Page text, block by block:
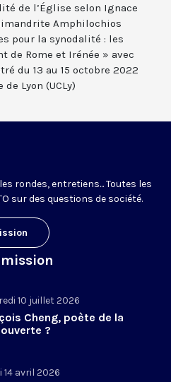
de l’Église selon Ignace
Amphilochios
pour la synodalité : les
de Rome et Irénée » avec
du 13 au 15 octobre 2022
Lyon (UCLy)
rondes, entretiens... Toutes les
sur des questions de société.
10 juillet 2026
Cheng, poète de la
?
14 avril 2026